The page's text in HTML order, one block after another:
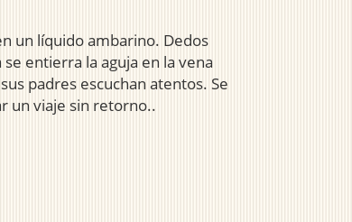
un líquido ambarino. Dedos
entierra la aguja en la vena
padres escuchan atentos. Se
un viaje sin retorno..